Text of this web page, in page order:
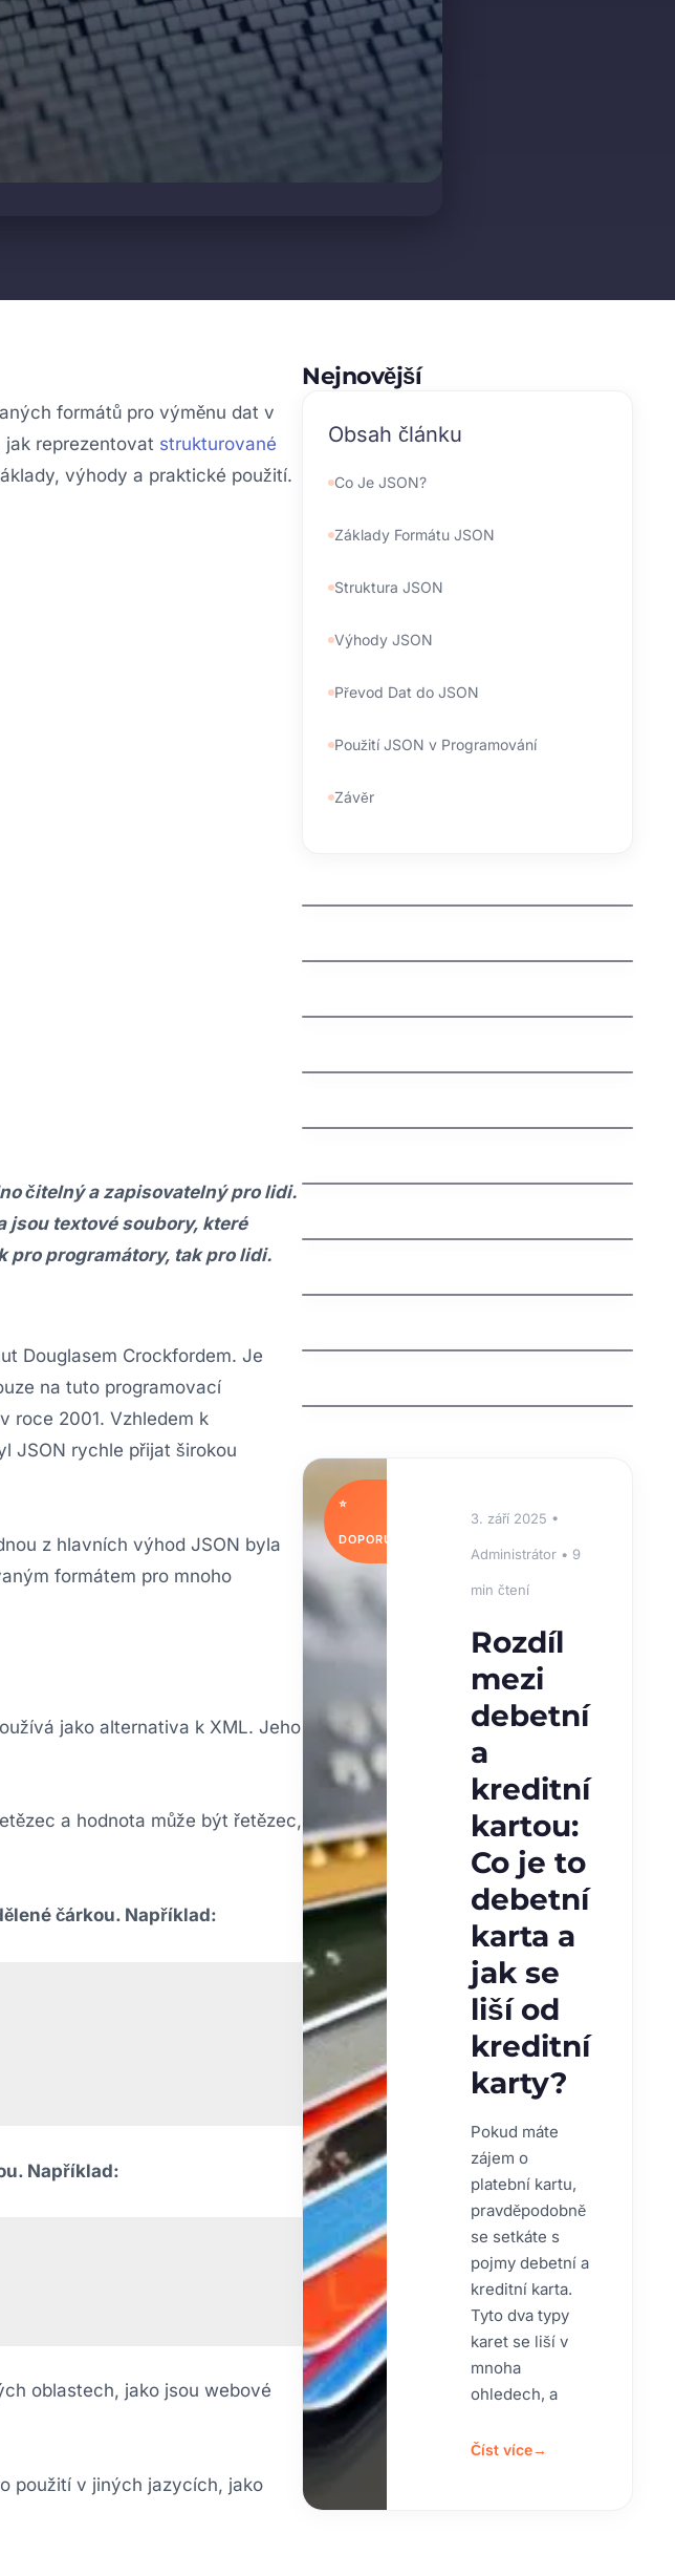
formátů pro výměnu dat v
reprezentovat strukturované
výhody a praktické použití.
čitelný a zapisovatelný pro lidi.
jsou textové soubory, které
pro programátory, tak pro lidi.
Douglasem Crockfordem. Je
na tuto programovací
roce 2001. Vzhledem k
JSON rychle přijat širokou
z hlavních výhod JSON byla
formátem pro mnoho
jako alternativa k XML. Jeho
a hodnota může být řetězec,
čárkou. Například:
Například:
oblastech, jako jsou webové
použití v jiných jazycích, jako
Nejnovější
Obsah článku
Co Je JSON?
Základy Formátu JSON
Struktura JSON
Výhody JSON
Převod Dat do JSON
Použití JSON v Programování
Závěr
⭐
DOPORUČUJEME
3. září 2025 •
Administrátor • 9
min čtení
Rozdíl
mezi
debetní
a
kreditní
kartou:
Co je to
debetní
karta a
jak se
liší od
kreditní
karty?
Pokud máte
zájem o
platební kartu,
pravděpodobně
se setkáte s
pojmy debetní a
kreditní karta.
Tyto dva typy
karet se liší v
mnoha
ohledech, a
Číst více→